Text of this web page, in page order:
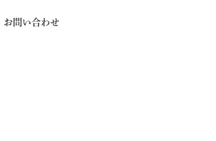
お問い合わせ